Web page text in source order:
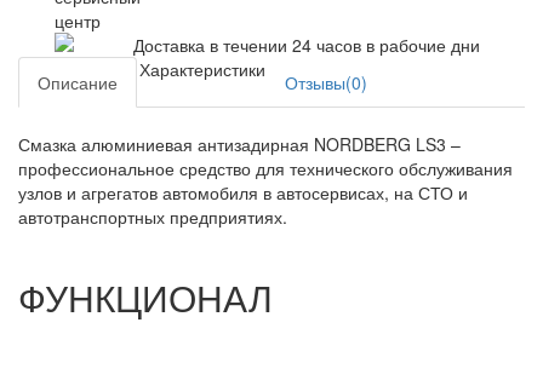
Доставка в течении 24 часов в рабочие дни
Описание
Характеристики
Отзывы(0)
Смазка алюминиевая антизадирная NORDBERG LS3 –
профессиональное средство для технического обслуживания
узлов и агрегатов автомобиля в автосервисах, на СТО и
автотранспортных предприятиях.
ФУНКЦИОНАЛ